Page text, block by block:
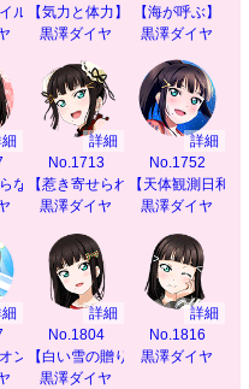
ル】【気力と体力】
黒澤ダイヤ
【海が呼ぶ】
黒澤ダイヤ
ないように】
詳細
No.1713
【惹き寄せられる秘密】
黒澤ダイヤ
詳細
No.1752
【天体観測日和】
黒澤ダイヤ
ンへの道】
詳細
No.1804
【白い雪の贈り物】
黒澤ダイヤ
詳細
No.1816
黒澤ダイヤ